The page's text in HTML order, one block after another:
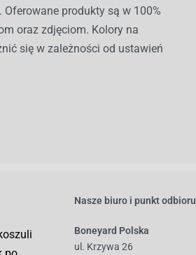
produkty są w 100%
oraz zdjęciom. Kolory na
się w zależności od ustawień
Nasze biuro i punkt odbioru
Boneyard Polska
ul. Krzywa 26